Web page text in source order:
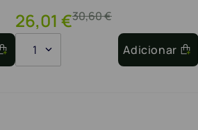
30,60€
26,01 €
1 Adicionar